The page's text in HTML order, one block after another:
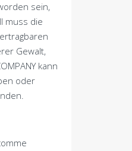
sein,
muss die
Gewalt,
kann
oder